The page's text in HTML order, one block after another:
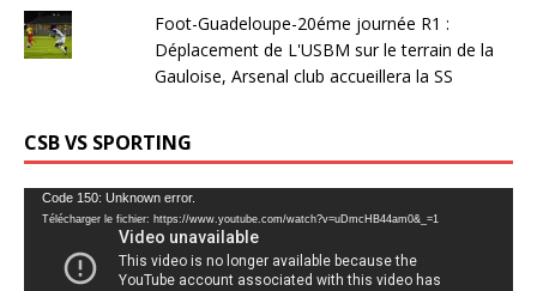
Foot-Guadeloupe-20éme journée R1 :
Déplacement de L'USBM sur le terrain de la
Gauloise, Arsenal club accueillera la SS
CSB VS SPORTING
Lecteur
vidéo
Code 150: Unknown error.
Télécharger le fichier: https://www.youtube.com/watch?v=uDmcHB44am0&_=1